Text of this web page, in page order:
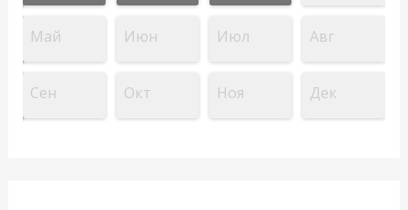
Май Июн Июл Авг
Сен Окт Ноя Дек